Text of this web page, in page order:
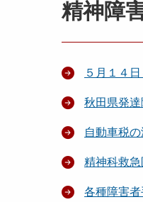
精神障
５月１４
秋田県発達
自動車税
精神科救
各種障害